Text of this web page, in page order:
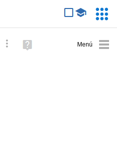
Búsqueda avanzada
Ayuda
(en